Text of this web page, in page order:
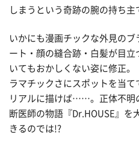
しまうという奇跡の腕の持ち主
いかにも漫画チックな外見の
ート・顔の縫合跡・白髪が目
いてもおかしくない姿に修正
ラマチックさにスポットを当
リアルに描けば……。正体不明
断医師の物語『Dr.HOUSE』を
きるのでは!?